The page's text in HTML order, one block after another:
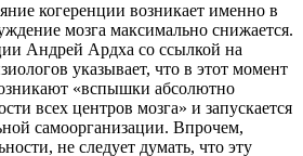
когеренции возникает именно в
мозга максимально снижается.
Андрей Ардха со ссылкой на
указывает, что в этот момент
«вспышки абсолютно
всех центров мозга» и запускается
самоорганизации. Впрочем,
не следует думать, что эту